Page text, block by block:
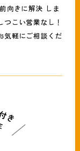
向きに解決 しま
こい営業なし！
気軽にご相談くだ